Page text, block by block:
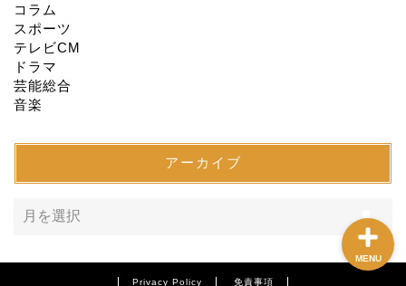
コラム
スポーツ
テレビCM
ドラマ
芸能総合
音楽
アーカイブ
Privacy Policy 免責事項
MENU